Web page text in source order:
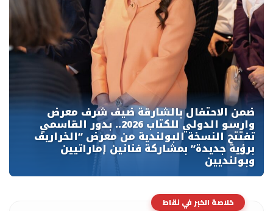
خلاصة الخبر في نقاط